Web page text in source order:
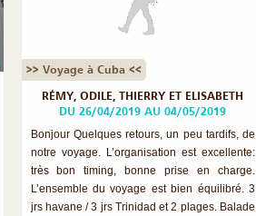
>> Voyage à Cuba <<
RÉMY, ODILE, THIERRY ET ELISABETH
DU 26/04/2019 AU 04/05/2019
Bonjour Quelques retours, un peu tardifs, de
notre voyage. L’organisation est excellente:
très bon timing, bonne prise en charge.
L’ensemble du voyage est bien équilibré. 3
jrs havane / 3 jrs Trinidad et 2 plages. Balade